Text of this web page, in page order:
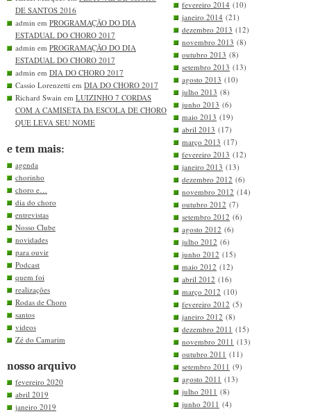
DE SANTOS 2016
admin em PROGRAMAÇÃO DO DIA
ESTADUAL DO CHORO 2017
admin em PROGRAMAÇÃO DO DIA
ESTADUAL DO CHORO 2017
admin em DIA DO CHORO 2017
Cassio Lorenzetti em DIA DO CHORO 2017
Richard Swain em LUIZINHO 7 CORDAS
COM A CAMISETA DA ESCOLA DE CHORO
QUE LEVA SEU NOME
e tem mais:
agenda
chorinho
choro e…
dia do choro
entrevistas
Nosso Clube
novidades
para ouvir
Podcast
quem foi
realizações
Rodas de Choro
santos
videos
Zé do Camarim
nosso arquivo
fevereiro 2020
abril 2019
janeiro 2019
fevereiro 2014 (10)
janeiro 2014 (21)
dezembro 2013 (12)
novembro 2013 (8)
outubro 2013 (8)
setembro 2013 (13)
agosto 2013 (10)
julho 2013 (8)
junho 2013 (6)
maio 2013 (19)
abril 2013 (17)
março 2013 (17)
fevereiro 2013 (12)
janeiro 2013 (13)
dezembro 2012 (6)
novembro 2012 (14)
outubro 2012 (7)
setembro 2012 (6)
agosto 2012 (6)
julho 2012 (6)
junho 2012 (15)
maio 2012 (12)
abril 2012 (16)
março 2012 (10)
fevereiro 2012 (5)
janeiro 2012 (8)
dezembro 2011 (15)
novembro 2011 (13)
outubro 2011 (11)
setembro 2011 (9)
agosto 2011 (13)
julho 2011 (8)
junho 2011 (4)